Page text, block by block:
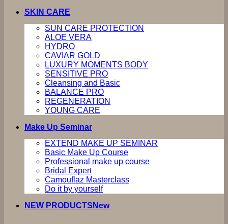
SKIN CARE
SUN CARE PROTECTION
ALOE VERA
HYDRO
CAVIAR GOLD
LUXURY MOMENTS BODY
SENSITIVE PRO
Cleansing and Basic
BALANCE PRO
REGENERATION
YOUNG CARE
Make Up Seminar
EXTEND MAKE UP SEMINAR
Basic Make Up Course
Professional make up course
Bridal Expert
Camouflaz Masterclass
Do it by yourself
NEW PRODUCTS